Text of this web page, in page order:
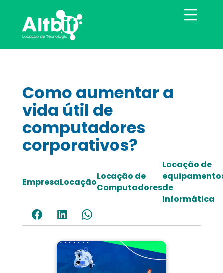
Como aumentar a
vida útil de
computadores
corporativos?
EmpresaLocaçãoLocação de
Computadores
Locação de
de
Informática